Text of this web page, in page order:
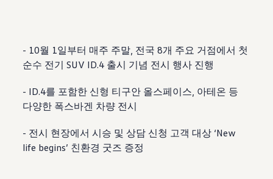
내비게이션 업데이트
장거리 운행
이전 모델
차량용
라이프스타일
도움이 필요하신가요?
사고 고장 가이드
FAQ
프로모션 & 뉴스
- 10월 1일부터 매주 주말, 전국 8개 주요 거점에서 첫
순수 전기 SUV ID.4 출시 기념 전시 행사 진행
- ID.4를 포함한 신형 티구안 올스페이스, 아테온 등
다양한 폭스바겐 차량 전시
- 전시 현장에서 시승 및 상담 신청 고객 대상 ‘New
life begins’ 친환경 굿즈 증정